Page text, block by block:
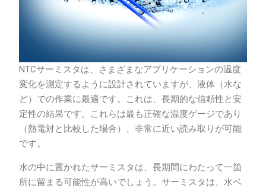
NTCサーミスタは、さまざまなアプリケーションの温度
変化を測定するように設計されていますが、液体（水な
ど）での作業に最適です。これは、長期的な信頼性と安
定性の結果です。これらは最も正確な温度ゲージであり
（熱電対と比較した場合）、非常に近い読み取りが可能
です。
水の中に置かれたサーミスタは、長期間にわたって一箇
所に留まる可能性が高いでしょう。サーミスタは、水ベ